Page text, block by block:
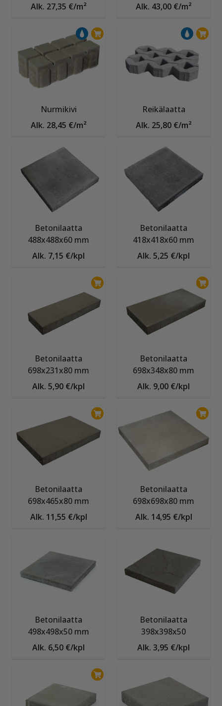
Alk. 27,35 €/m²
Alk. 43,00 €/m²
Nurmikivi
Alk. 28,45 €/m²
Reikälaatta
Alk. 25,80 €/m²
Betonilaatta
488x488x60 mm
Alk. 7,15 €/kpl
Betonilaatta
418x418x60 mm
Alk. 5,25 €/kpl
Betonilaatta
698x231x80 mm
Alk. 5,90 €/kpl
Betonilaatta
698x348x80 mm
Alk. 9,00 €/kpl
Betonilaatta
698x465x80 mm
Alk. 11,55 €/kpl
Betonilaatta
698x698x80 mm
Alk. 14,95 €/kpl
Betonilaatta
498x498x50 mm
Alk. 6,50 €/kpl
Betonilaatta
398x398x50
Alk. 3,95 €/kpl